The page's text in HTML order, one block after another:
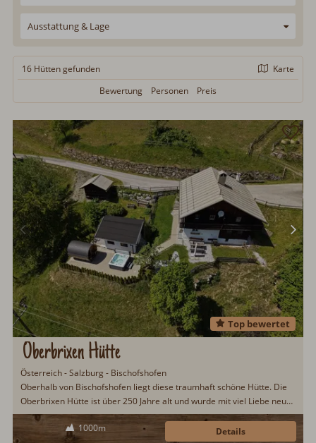
Ausstattung & Lage
16 Hüttengefunden
Karte
Bewertung
Personen Preis
Oberbrixen Hütte
Top bewertet
Österreich - Salzburg - Bischofshofen
Oberhalb von Bischofshofen liegt diese traumhaft schöne Hütte. Die
Oberbrixen Hütte ist über 250 Jahre alt und wurde mit viel Liebe neu
renoviert. Den Urlaubsgästen wird eine wunderbare Aussicht auf die
umliegende Bergwelt geboten. Gemütliche 120qm Wohnfläche und
1000m Details